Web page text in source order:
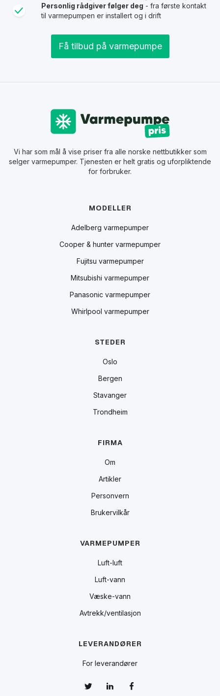
Personlig rådgiver følger deg - fra første kontakt
til varmepumpen er installert og i drift
Få tilbud på varmepumpe
Vi har som mål å vise priser fra alle norske nettbutikker som
selger varmepumper. Tjenesten er helt gratis og uforpliktende
for forbruker.
MODELLER
Adelberg varmepumper
Cooper & hunter varmepumper
Fujitsu varmepumper
Mitsubishi varmepumper
Panasonic varmepumper
Whirlpool varmepumper
STEDER
Oslo
Bergen
Stavanger
Trondheim
FIRMA
Om
Artikler
Personvern
Brukervilkår
VARMEPUMPER
Luft-luft
Luft-vann
Væske-vann
Avtrekk/ventilasjon
LEVERANDØRER
For leverandører